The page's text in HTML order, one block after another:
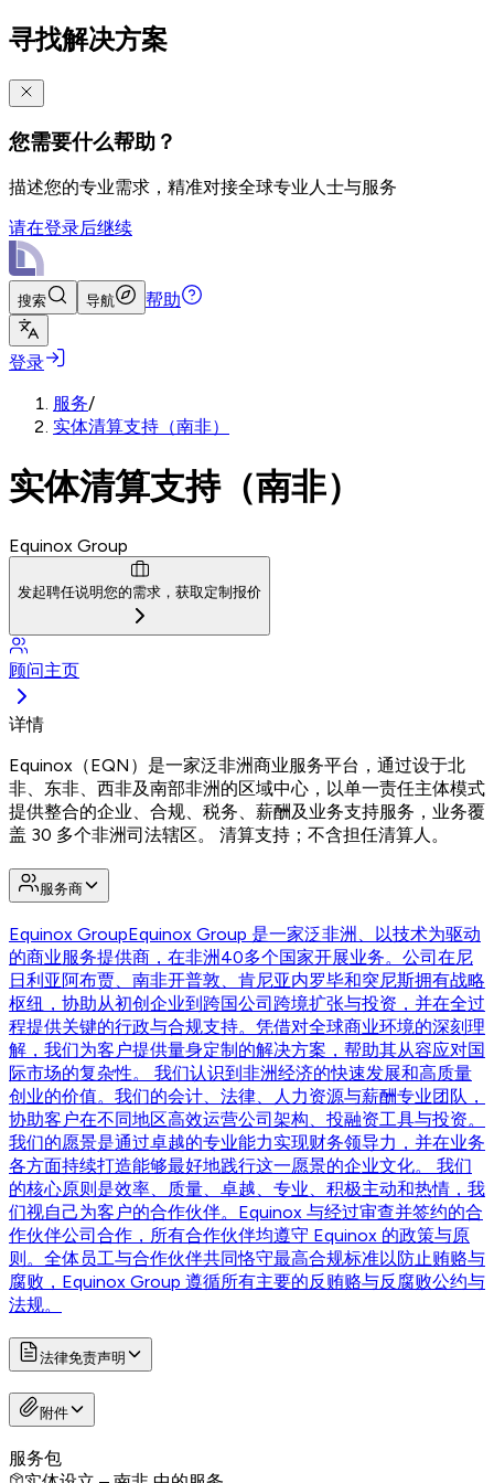
寻找解决方案
您需要什么帮助？
描述您的专业需求，精准对接全球专业人士与服务
请在登录后继续
搜索 导航 帮助
登录
服务/
实体清算支持（南非）
实体清算支持（南非）
Equinox Group
发起聘任说明您的需求，获取定制报价
顾问主页
详情
Equinox（EQN）是一家泛非洲商业服务平台，通过设于北
非、东非、西非及南部非洲的区域中心，以单一责任主体模式
提供整合的企业、合规、税务、薪酬及业务支持服务，业务覆
盖 30 多个非洲司法辖区。 清算支持；不含担任清算人。
服务商
Equinox GroupEquinox Group 是一家泛非洲、以技术为驱动
的商业服务提供商，在非洲40多个国家开展业务。公司在尼
日利亚阿布贾、南非开普敦、肯尼亚内罗毕和突尼斯拥有战略
枢纽，协助从初创企业到跨国公司跨境扩张与投资，并在全过
程提供关键的行政与合规支持。凭借对全球商业环境的深刻理
解，我们为客户提供量身定制的解决方案，帮助其从容应对国
际市场的复杂性。 我们认识到非洲经济的快速发展和高质量
创业的价值。我们的会计、法律、人力资源与薪酬专业团队，
协助客户在不同地区高效运营公司架构、投融资工具与投资。
我们的愿景是通过卓越的专业能力实现财务领导力，并在业务
各方面持续打造能够最好地践行这一愿景的企业文化。 我们
的核心原则是效率、质量、卓越、专业、积极主动和热情，我
们视自己为客户的合作伙伴。Equinox 与经过审查并签约的合
作伙伴公司合作，所有合作伙伴均遵守 Equinox 的政策与原
则。全体员工与合作伙伴共同恪守最高合规标准以防止贿赂与
腐败，Equinox Group 遵循所有主要的反贿赂与反腐败公约与
法规。
法律免责声明
附件
服务包